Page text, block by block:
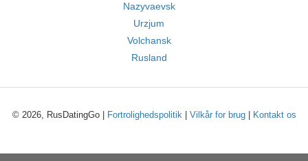
Nazyvaevsk
Urzjum
Volchansk
Rusland
© 2026, RusDatingGo | Fortrolighedspolitik| Vilkår for brug| Kontakt os